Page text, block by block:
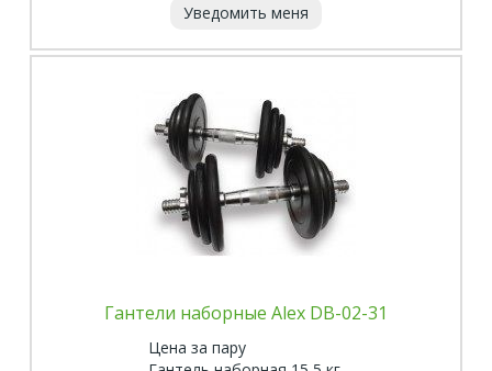
Уведомить меня
Гантели наборные Alex DB-02-31
Цена за пару